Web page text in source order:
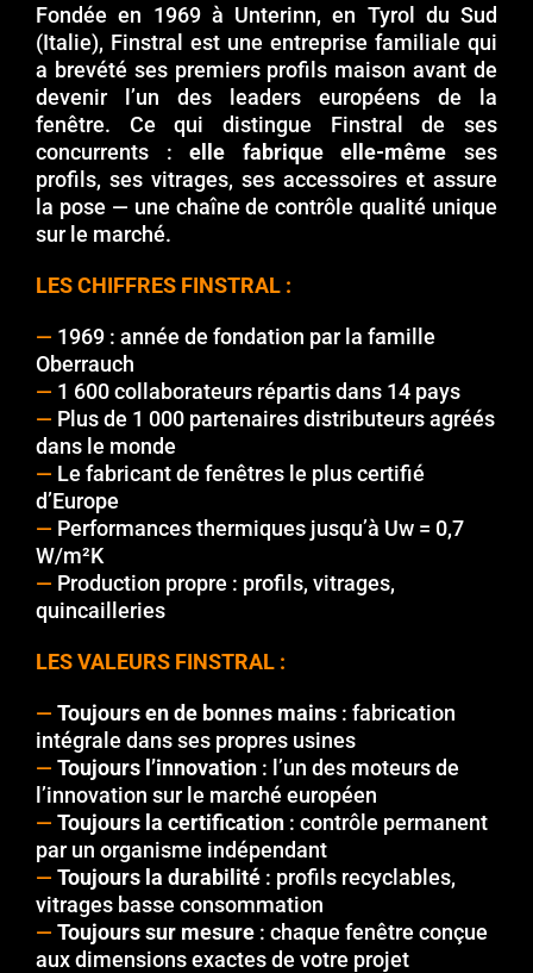
Fondée en 1969 à Unterinn, en Tyrol du Sud
(Italie), Finstral est une entreprise familiale qui
a brevété ses premiers profils maison avant de
devenir l’un des leaders européens de la
fenêtre. Ce qui distingue Finstral de ses
concurrents :elle fabrique elle-même ses
profils, ses vitrages, ses accessoires et assure
la pose — une chaîne de contrôle qualité unique
sur le marché.
LES CHIFFRES FINSTRAL :
— 1969 : année de fondation par la famille
Oberrauch
— 1 600 collaborateurs répartis dans 14 pays
— Plus de 1 000 partenaires distributeurs agréés
dans le monde
— Le fabricant de fenêtres le plus certifié
d’Europe
— Performances thermiques jusqu’à Uw = 0,7
W/m²K
— Production propre : profils, vitrages,
quincailleries
LES VALEURS FINSTRAL :
— Toujours en de bonnes mains : fabrication
intégrale dans ses propres usines
— Toujours l’innovation : l’un des moteurs de
l’innovation sur le marché européen
— Toujours la certification : contrôle permanent
par un organisme indépendant
— Toujours la durabilité : profils recyclables,
vitrages basse consommation
— Toujours sur mesure : chaque fenêtre conçue
aux dimensions exactes de votre projet